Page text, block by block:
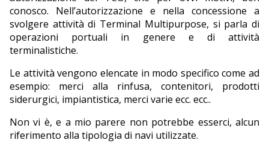
conosco. Nell’autorizzazione e nella concessione a
svolgere attività di Terminal Multipurpose, si parla di
operazioni portuali in genere e di attività
terminalistiche.
Le attività vengono elencate in modo specifico come ad
esempio: merci alla rinfusa, contenitori, prodotti
siderurgici, impiantistica, merci varie ecc. ecc..
Non vi è, e a mio parere non potrebbe esserci, alcun
riferimento alla tipologia di navi utilizzate.